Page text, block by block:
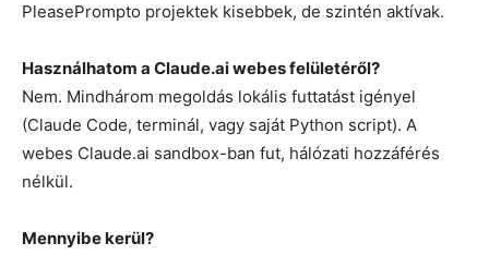
PleasePrompto projektek kisebbek, de szintén aktívak.
Használhatom a Claude.ai webes felületéről?
Nem. Mindhárom megoldás lokális futtatást igényel
(Claude Code, terminál, vagy saját Python script). A
webes Claude.ai sandbox-ban fut, hálózati hozzáférés
nélkül.
Mennyibe kerül?